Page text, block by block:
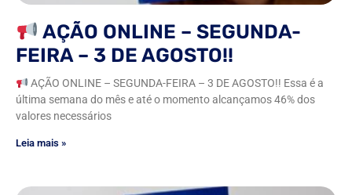
AÇÃO ONLINE – SEGUNDA-
FEIRA – 3 DE AGOSTO!!
AÇÃO ONLINE – SEGUNDA-FEIRA – 3 DE AGOSTO!! Essa é a
última semana do mês e até o momento alcançamos 46% dos
valores necessários
Leia mais »